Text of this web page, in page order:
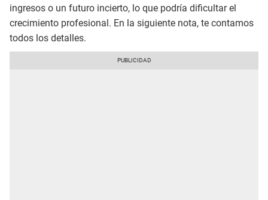
ingresos o un futuro incierto, lo que podría dificultar el
crecimiento profesional. En la siguiente nota, te contamos
todos los detalles.